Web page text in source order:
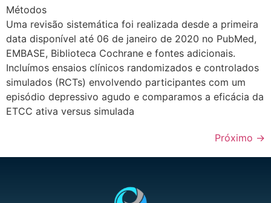
Métodos
Uma revisão sistemática foi realizada desde a primeira
data disponível até 06 de janeiro de 2020 no PubMed,
EMBASE, Biblioteca Cochrane e fontes adicionais.
Incluímos ensaios clínicos randomizados e controlados
simulados (RCTs) envolvendo participantes com um
episódio depressivo agudo e comparamos a eficácia da
ETCC ativa versus simulada
Próximo →